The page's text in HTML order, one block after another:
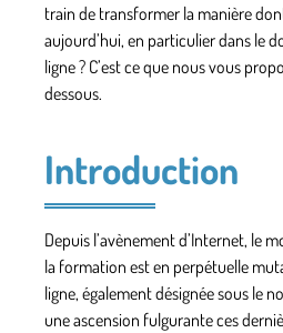
train de transformer la manière
aujourd’hui, en particulier dans le
ligne ? C’est ce que nous vous
dessous.
Introduction
Depuis l’avènement d’Internet, le
la formation est en perpétuelle
ligne, également désignée sous le
une ascension fulgurante ces